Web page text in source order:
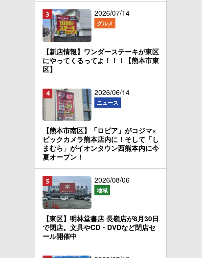
2026/07/14
グルメ
【新店情報】ワンダーステーキが東区
にやってくるってよ！！！【熊本市東
区】
2026/06/14
ニュース
【熊本市南区】「ロピア」がコジマ×
ビックカメラ熊本店内に！そして「し
まむら」がイオンタウン西熊本内に今
夏オープン！
2026/08/06
地域
【東区】明林堂書店 長嶺店が8月30日
で閉店。文具やCD・DVDなど閉店セ
ール開催中